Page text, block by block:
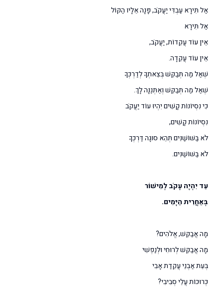
אַל תִּירָא עַבְדִּי יַעֲקֹב, פָּנָה אֵלָיו הַקּוֹל
אַל תִּירָא
אֵין עוֹד עֲקֵדוֹת, יַעֲקֹב,
אֵין עוֹד עֲקֵדָה.
שְׁאַל מַה תְּבַקֵּשׁ בְּצֵאתְךָ לְדַרְכְּךָ
שְׁאַל מַה תְּבַקֵּשׁ וְאֶתְּנֶנָּה לָךְ.
כִּי נִסְיוֹנוֹת קָשִׁים יִהְיוּ עוֹד יַעֲקֹב
נִסְיוֹנוֹת קָשִׁים,
לֹא בַּשּׁוֹשַׁנִּים תְּהֵא סוּגָה דַּרְכְּךָ
לֹא בַּשּׁוֹשַׁנִּים.
עַד יִהְיֶה עָקֹב לְמִישׁוֹר
בְּאַחֲרִית הַיָּמִים.
מָה אֲבַקֵּשׁ, אֱלֹהִים?
מָה אֲבַקֵּשׁ לְרוּחִי וּלְנַפְשִׁי
בְּעֵת אַבְנֵי עֲקֵדַת אָבִי
כְּרוּכוֹת עֲלֵי סְבִיבִי?